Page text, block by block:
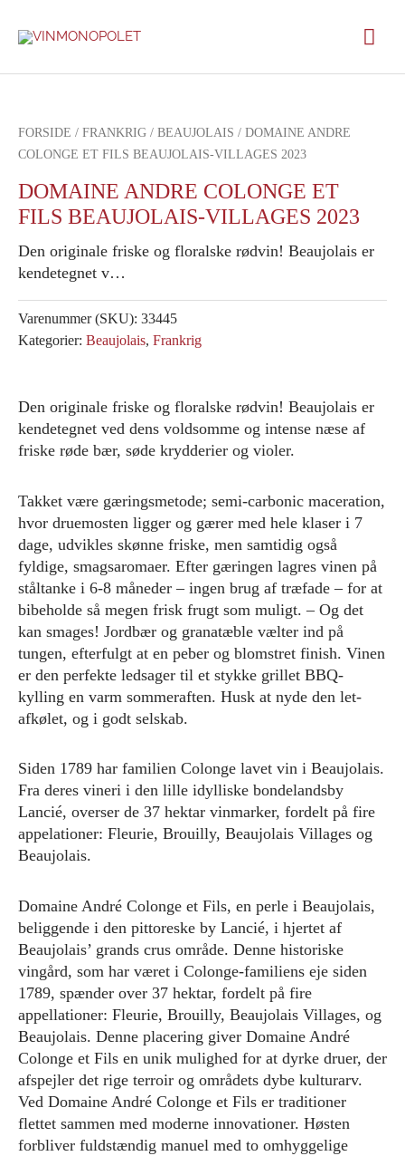
FORSIDE / FRANKRIG / BEAUJOLAIS / DOMAINE ANDRE
COLONGE ET FILS BEAUJOLAIS-VILLAGES 2023
DOMAINE ANDRE COLONGE ET
FILS BEAUJOLAIS-VILLAGES 2023
Den originale friske og floralske rødvin! Beaujolais er
kendetegnet v…
Varenummer (SKU): 33445
Kategorier: Beaujolais, Frankrig
Den originale friske og floralske rødvin! Beaujolais er
kendetegnet ved dens voldsomme og intense næse af
friske røde bær, søde krydderier og violer.
Takket være gæringsmetode; semi-carbonic maceration,
hvor druemosten ligger og gærer med hele klaser i 7
dage, udvikles skønne friske, men samtidig også
fyldige, smagsaromaer. Efter gæringen lagres vinen på
ståltanke i 6-8 måneder – ingen brug af træfade – for at
bibeholde så megen frisk frugt som muligt. – Og det
kan smages! Jordbær og granatæble vælter ind på
tungen, efterfulgt at en peber og blomstret finish. Vinen
er den perfekte ledsager til et stykke grillet BBQ-
kylling en varm sommeraften. Husk at nyde den let-
afkølet, og i godt selskab.
Siden 1789 har familien Colonge lavet vin i Beaujolais.
Fra deres vineri i den lille idylliske bondelandsby
Lancié, overser de 37 hektar vinmarker, fordelt på fire
appelationer: Fleurie, Brouilly, Beaujolais Villages og
Beaujolais.
Domaine André Colonge et Fils, en perle i Beaujolais,
beliggende i den pittoreske by Lancié, i hjertet af
Beaujolais’ grands crus område. Denne historiske
vingård, som har været i Colonge-familiens eje siden
1789, spænder over 37 hektar, fordelt på fire
appellationer: Fleurie, Brouilly, Beaujolais Villages, og
Beaujolais. Denne placering giver Domaine André
Colonge et Fils en unik mulighed for at dyrke druer, der
afspejler det rige terroir og områdets dybe kulturarv.
Ved Domaine André Colonge et Fils er traditioner
flettet sammen med moderne innovationer. Høsten
forbliver fuldstændig manuel med to omhyggelige